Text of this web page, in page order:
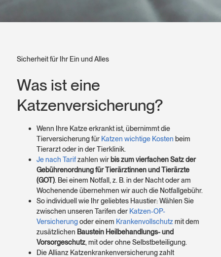
Sicherheit für Ihr Ein und Alles
Was ist eine
Katzenversicherung?
Wenn Ihre Katze erkrankt ist, übernimmt die
Tierversicherung für Katzen wichtige Kosten beim
Tierarzt oder in der Tierklinik.
Je nach Tarifzahlen wir bis zum vierfachen Satz der
Gebührenordnung für Tierärztinnen und Tierärzte
(GOT). Bei einem Notfall, z. B. in der Nacht oder am
Wochenende übernehmen wir auch die Notfallgebühr.
So individuell wie Ihr geliebtes Haustier: Wählen Sie
zwischen unseren Tarifen der Katzen-OP-
Versicherungoder einem Krankenvollschutz mit dem
zusätzlichen Baustein Heilbehandlungs- und
Vorsorgeschutz, mit oder ohne Selbstbeteiligung.
Die Allianz Katzenkrankenversicherung zahlt